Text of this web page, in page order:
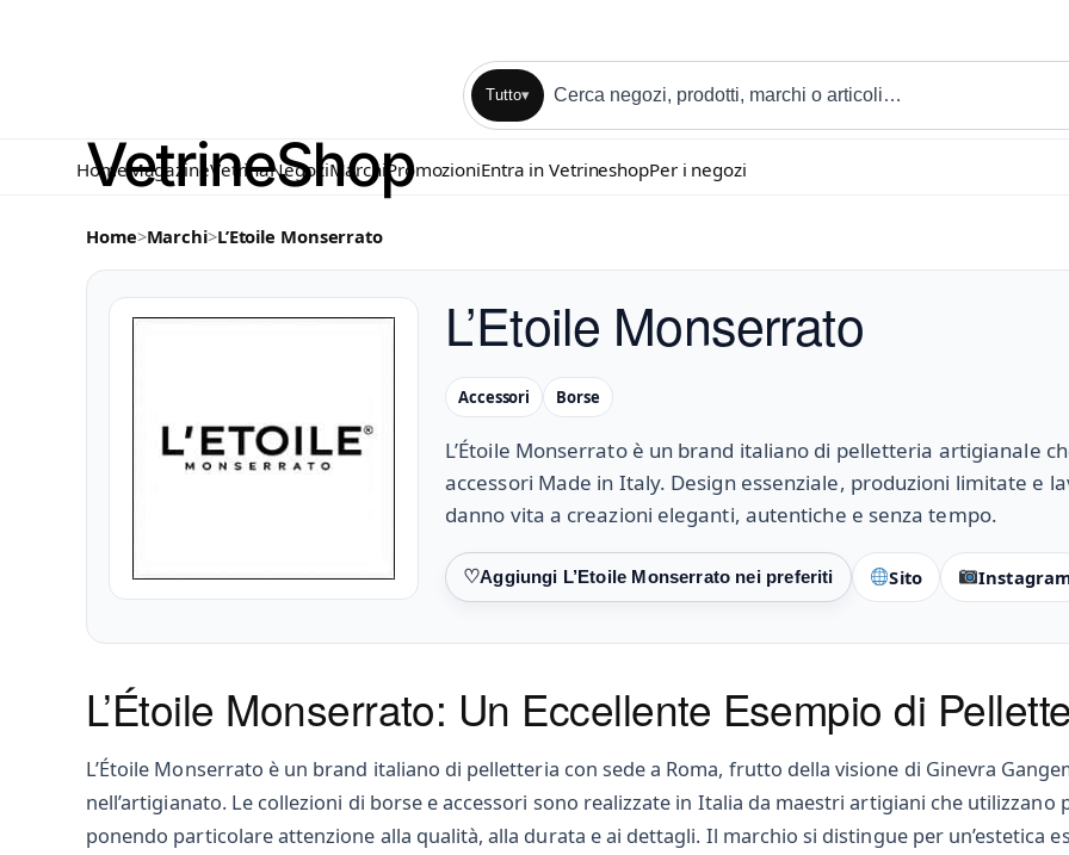
Tutto▾
HomeMagazineVetrinaNegoziMarchi PromozioniEntra in VetrineshopPer i negozi
Home>Marchi>L’Etoile Monserrato
L’Etoile Monserrato
Accessori Borse
L’Étoile Monserrato è un brand italiano di pelletteria artigianale
accessori Made in Italy. Design essenziale, produzioni limitate e
danno vita a creazioni eleganti, autentiche e senza tempo.
Preferiti Sito
L’Étoile Monserrato: Un Eccellente Esempio di
L’Étoile Monserrato è un brand italiano di pelletteria con sede a Roma, frutto della visione di Ginevra
nell’artigianato. Le collezioni di borse e accessori sono realizzate in Italia da maestri artigiani che
ponendo particolare attenzione alla qualità, alla durata e ai dettagli. Il marchio si distingue per un’estetica